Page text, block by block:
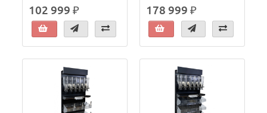
102 999 ₽ 178 999 ₽